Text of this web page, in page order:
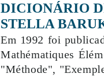
DICIONÁRIO
STELLA
Em 1992 foi
Mathématiques
"Méthode",